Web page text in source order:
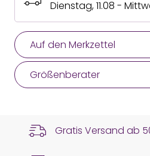
Dienstag, 11.08 -
Auf den Merkzettel
Größenberater
Gratis Versand ab